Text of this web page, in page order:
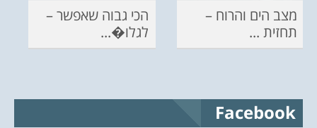
מצב הים והרוח –
תחזית ...
הכי גבוה שאפשר –
לגלו�...
Facebook